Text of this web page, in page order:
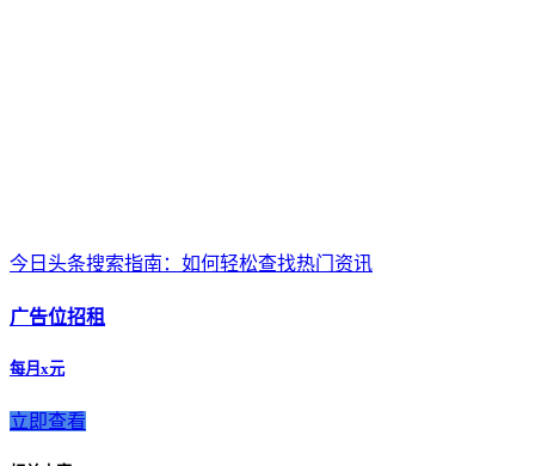
今日头条搜索指南：如何轻松查找热门资讯
广告位招租
每月x元
立即查看